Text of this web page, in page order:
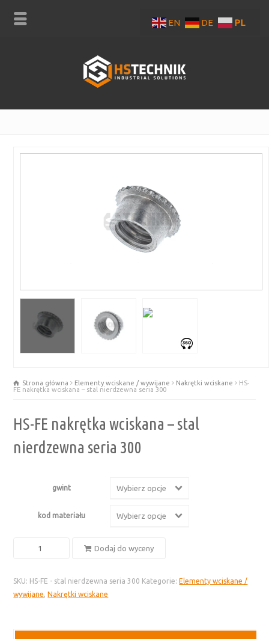
Strona główna Elementy wciskane / wywijane Nakrętki wciskane
HS-
FE nakrętka wciskana – stal nierdzewna seria 300
HS-FE nakrętka wciskana – stal
nierdzewna seria 300
gwint Wybierz opcje
kod materiału Wybierz opcje
nakrętka
wciskana
Dodaj do wyceny
SKU: HS-FE - stal nierdzewna seria 300 Kategorie:Elementy wciskane /
wywijane,Nakrętki wciskane
EN DE PL